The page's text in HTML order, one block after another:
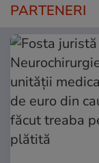
PARTENERI